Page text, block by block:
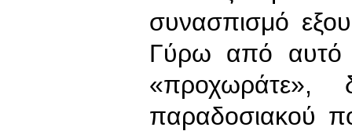
συνασπισμό
Γύρω από αυτό
«προχωράτε»,
παραδοσιακού